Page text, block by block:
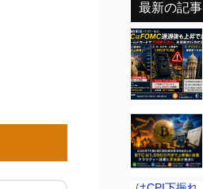
最新の記事